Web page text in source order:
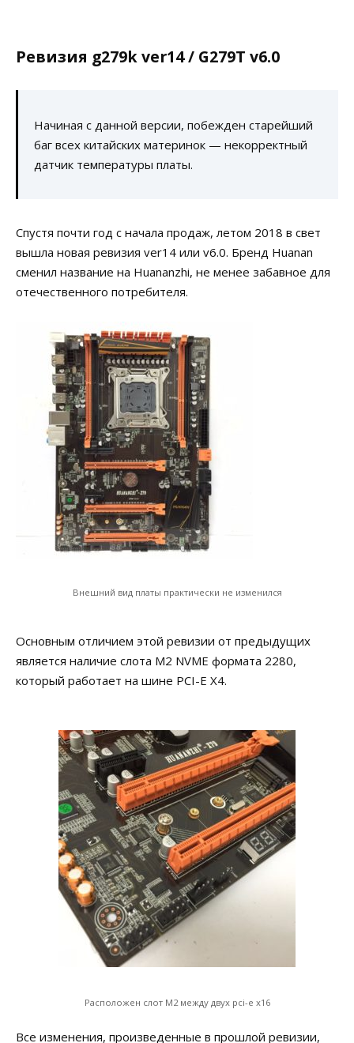
Ревизия g279k ver14 / G279T v6.0
Начиная с данной версии, побежден старейший
баг всех китайских материнок — некорректный
датчик температуры платы.
Спустя почти год с начала продаж, летом 2018 в свет
вышла новая ревизия ver14 или v6.0. Бренд Huanan
сменил название на Huananzhi, не менее забавное для
отечественного потребителя.
Внешний вид платы практически не изменился
Основным отличием этой ревизии от предыдущих
является наличие слота M2 NVME формата 2280,
который работает на шине PCI-E X4.
Расположен слот M2 между двух pci-e x16
Все изменения, произведенные в прошлой ревизии,